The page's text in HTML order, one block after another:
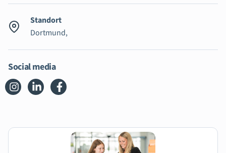
Standort
Dortmund,
Social media